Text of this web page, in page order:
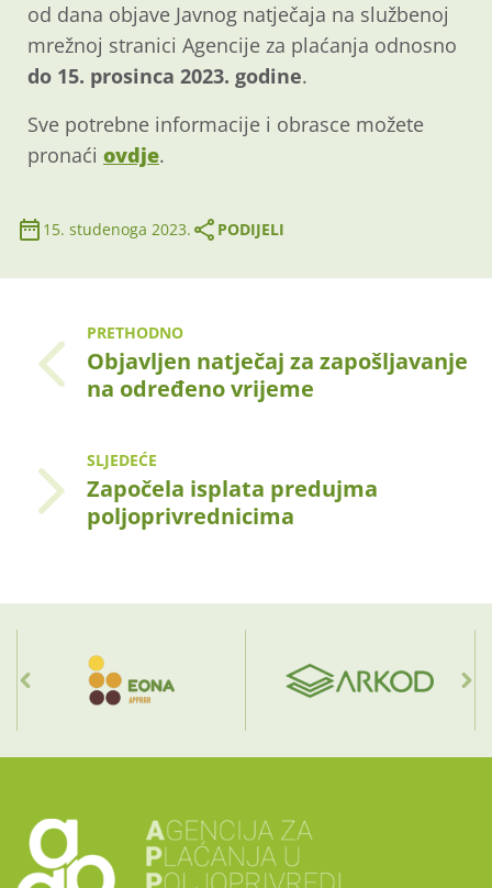
od dana objave Javnog natječaja na službenoj
mrežnoj stranici Agencije za plaćanja odnosno
do 15. prosinca 2023. godine.
Sve potrebne informacije i obrasce možete
pronaći ovdje.
15. studenoga 2023. PODIJELI
PRETHODNO
Objavljen natječaj za zapošljavanje
na određeno vrijeme
SLJEDEĆE
Započela isplata predujma
poljoprivrednicima